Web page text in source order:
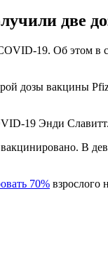
две
19. Об этом в
дозы вакцины
19 Энди Славитт.
В
70% взрослого